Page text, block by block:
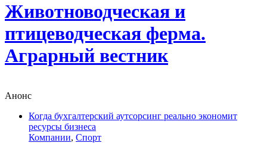
Животноводческая и
птицеводческая ферма.
Аграрный вестник
Анонс
Когда бухгалтерский аутсорсинг реально экономит
ресурсы бизнеса
Компании, Спорт